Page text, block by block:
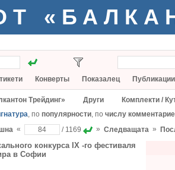
Конверты Показалец Публикации
Трейдинг» Други Комплекти /
, по популярности, по числу
« / 1169 » Следващата »
конкурса IX -го фестиваля
в Софии